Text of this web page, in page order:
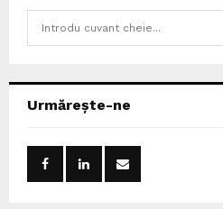
h
Urmărește-ne